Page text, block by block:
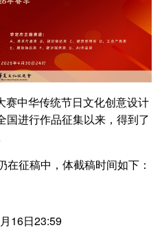
赛中华传统节日文化创意设计
进行作品征集以来，得到了
征稿中，体截稿时间如下：
16日23:59